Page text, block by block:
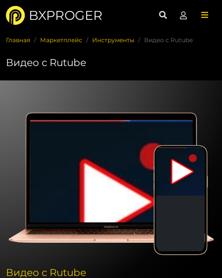
BXPROGER
Главная Маркетплейс Инструменты Видео с Rutube
Видео с Rutube
Видео с Rutube